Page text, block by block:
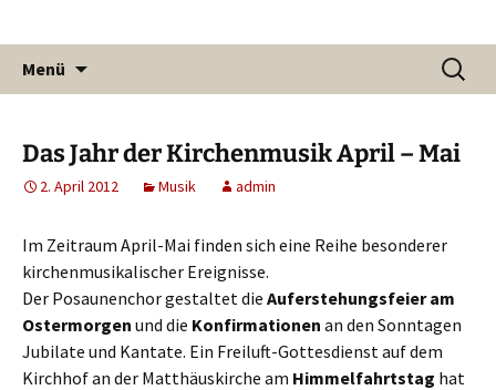
Menü
Suchen
nach:
Das Jahr der Kirchenmusik April – Mai
2. April 2012 Musik admin
Im Zeitraum April-Mai finden sich eine Reihe besonderer
kirchenmusikalischer Ereignisse.
Der Posaunenchor gestaltet die Auferstehungsfeier am
Ostermorgen und die Konfirmationen an den Sonntagen
Jubilate und Kantate. Ein Freiluft-Gottesdienst auf dem
Kirchhof an der Matthäuskirche am Himmelfahrtstag hat